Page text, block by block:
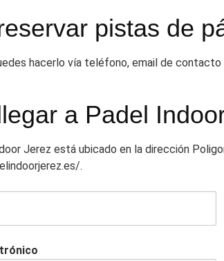
pistas de
hacerlo vía teléfono, email de contacto
a Padel
Jerez está ubicado en la dirección
.